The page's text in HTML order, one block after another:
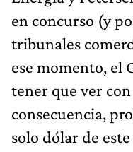
en concurso (y
tribunales
ese momento, el
tener que ver con
consecuencia,
solo dólar de